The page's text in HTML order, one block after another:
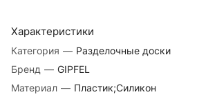
Характеристики
Категория — Разделочные доски
Бренд — GIPFEL
Материал — Пластик;Силикон